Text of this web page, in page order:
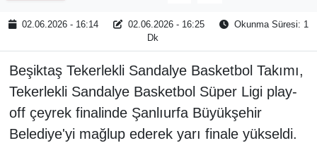
02.06.2026 - 16:14 02.06.2026 - 16:25
Okunma Süresi: 1
Dk
Beşiktaş Tekerlekli Sandalye Basketbol Takımı,
Tekerlekli Sandalye Basketbol Süper Ligi play-
off çeyrek finalinde Şanlıurfa Büyükşehir
Belediye'yi mağlup ederek yarı finale yükseldi.